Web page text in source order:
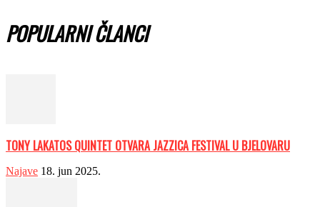
POPULARNI ČLANCI
TONY LAKATOS QUINTET OTVARA JAZZICA FESTIVAL U BJELOVARU
Najave 18. jun 2025.